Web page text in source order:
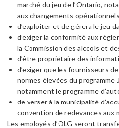
marché du jeu de l’Ontario,
aux changements
d’exploiter et de gérera le jeu
d’exiger la conformité aux
la Commission des alcools et
d’être propriétaire des
d’exiger que les fournisseurs
normes élevées du programme
notamment le programme
de verser à la municipalité
convention de redevances aux
Les employés d’OLG seront